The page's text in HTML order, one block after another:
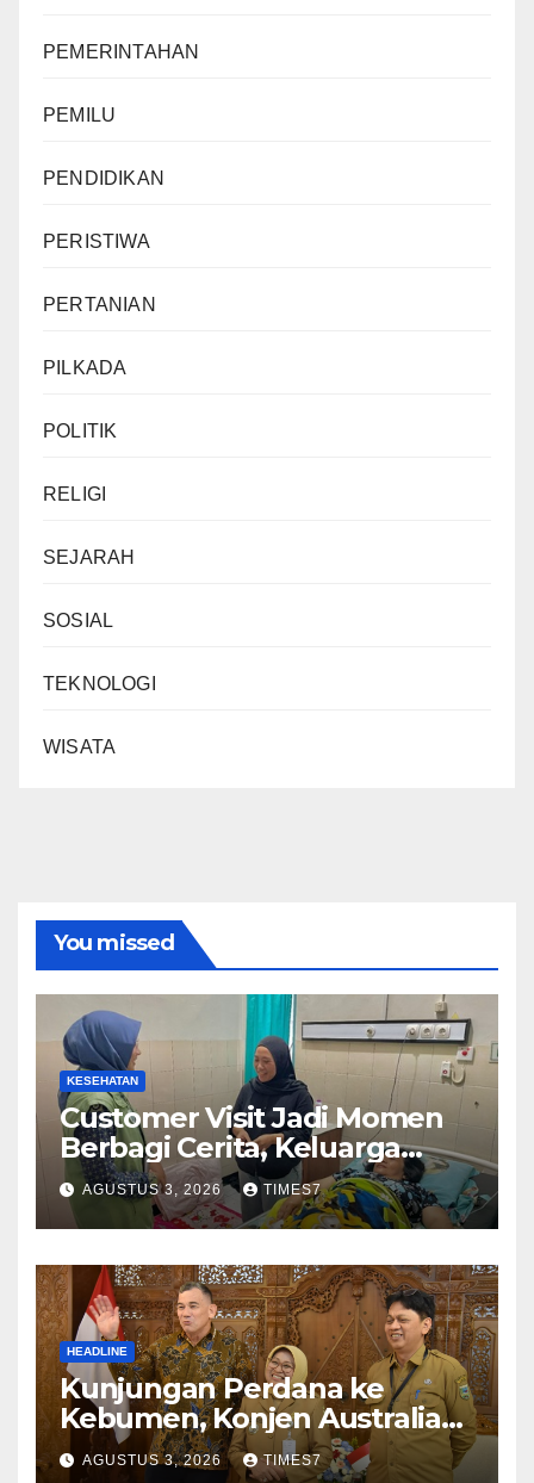
PEMERINTAHAN
PEMILU
PENDIDIKAN
PERISTIWA
PERTANIAN
PILKADA
POLITIK
RELIGI
SEJARAH
SOSIAL
TEKNOLOGI
WISATA
You missed
KESEHATAN
Customer Visit Jadi Momen
Berbagi Cerita, Keluarga
Nurhayati Rasakan Manfaat
NyataProgram JKN
AGUSTUS 3, 2026 TIMES7
HEADLINE
Kunjungan Perdana ke
Kebumen, Konjen Australia
Jajaki Kerja Sama Pariwisata
AGUSTUS 3, 2026 TIMES7